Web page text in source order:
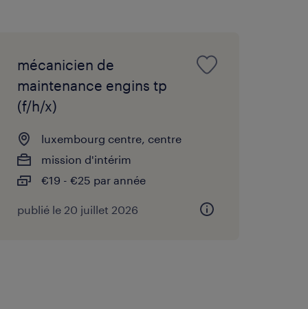
mécanicien de
maintenance engins tp
(f/h/x)
luxembourg centre, centre
mission d'intérim
€19 - €25 par année
publié le 20 juillet 2026